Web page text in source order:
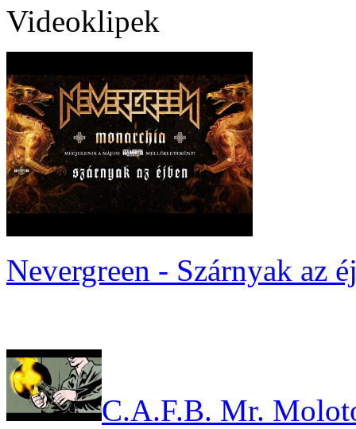
Videoklipek
Nevergreen - Szárnyak az
C.A.F.B. Mr.